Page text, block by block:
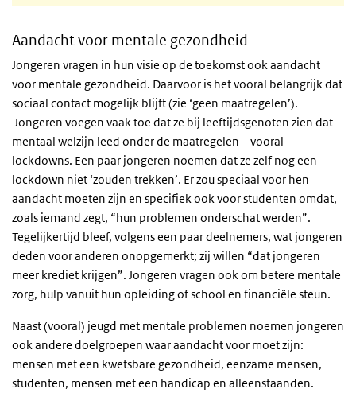
Aandacht voor mentale gezondheid
Jongeren vragen in hun visie op de toekomst ook aandacht
voor mentale gezondheid. Daarvoor is het vooral belangrijk dat
sociaal contact mogelijk blijft (zie ‘geen maatregelen’).
Jongeren voegen vaak toe dat ze bij leeftijdsgenoten zien dat
mentaal welzijn leed onder de maatregelen – vooral
lockdowns. Een paar jongeren noemen dat ze zelf nog een
lockdown niet ‘zouden trekken’. Er zou speciaal voor hen
aandacht moeten zijn en specifiek ook voor studenten omdat,
zoals iemand zegt, “hun problemen onderschat werden”.
Tegelijkertijd bleef, volgens een paar deelnemers, wat jongeren
deden voor anderen onopgemerkt; zij willen “dat jongeren
meer krediet krijgen”. Jongeren vragen ook om betere mentale
zorg, hulp vanuit hun opleiding of school en financiële steun.
Naast (vooral) jeugd met mentale problemen noemen jongeren
ook andere doelgroepen waar aandacht voor moet zijn:
mensen met een kwetsbare gezondheid, eenzame mensen,
studenten, mensen met een handicap en alleenstaanden.